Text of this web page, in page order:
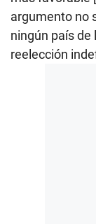
argumento no
ningún país de
reelección